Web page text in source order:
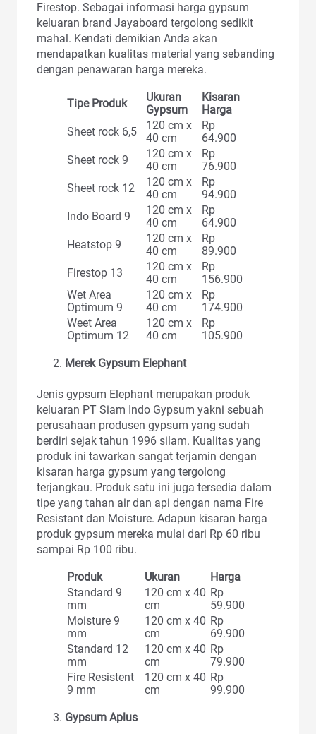
Firestop. Sebagai informasi harga gypsum
keluaran brand Jayaboard tergolong sedikit
mahal. Kendati demikian Anda akan
mendapatkan kualitas material yang sebanding
dengan penawaran harga mereka.
Tipe Produk
Ukuran
Gypsum
Kisaran
Harga
Sheet rock 6,5
120 cm x
40 cm
Rp
64.900
Sheet rock 9
120 cm x
40 cm
Rp
76.900
Sheet rock 12
120 cm x
40 cm
Rp
94.900
Indo Board 9
120 cm x
40 cm
Rp
64.900
Heatstop 9
120 cm x
40 cm
Rp
89.900
Firestop 13
120 cm x
40 cm
Rp
156.900
Wet Area
Optimum 9
120 cm x
40 cm
Rp
174.900
Weet Area
Optimum 12
120 cm x
40 cm
Rp
105.900
Merek Gypsum Elephant
Jenis gypsum Elephant merupakan produk
keluaran PT Siam Indo Gypsum yakni sebuah
perusahaan produsen gypsum yang sudah
berdiri sejak tahun 1996 silam. Kualitas yang
produk ini tawarkan sangat terjamin dengan
kisaran harga gypsum yang tergolong
terjangkau. Produk satu ini juga tersedia dalam
tipe yang tahan air dan api dengan nama Fire
Resistant dan Moisture. Adapun kisaran harga
produk gypsum mereka mulai dari Rp 60 ribu
sampai Rp 100 ribu.
Produk Ukuran
Harga
Standard 9
mm
120 cm x 40
cm
Rp
59.900
Moisture 9
mm
120 cm x 40
cm
Rp
69.900
Standard 12
mm
120 cm x 40
cm
Rp
79.900
Fire Resistent
9 mm
120 cm x 40
cm
Rp
99.900
Gypsum Aplus